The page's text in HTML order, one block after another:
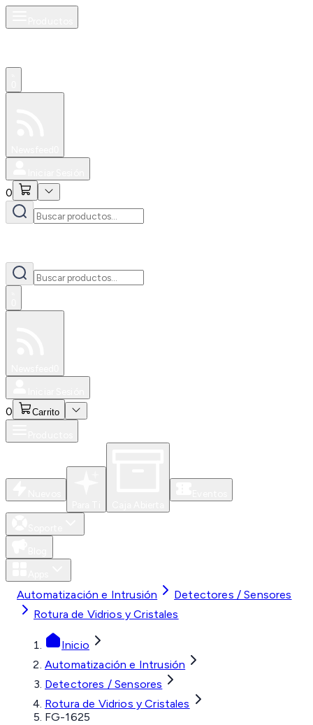
0
0 Carrito
Automatización e Intrusión
Detectores / Sensores
Rotura de Vidrios y Cristales
Inicio
Automatización e Intrusión
Detectores / Sensores
Rotura de Vidrios y Cristales
FG-1625